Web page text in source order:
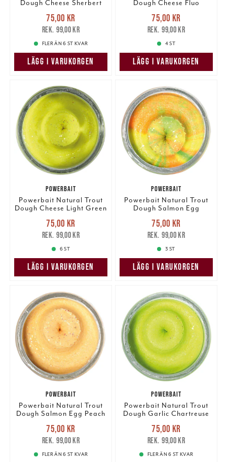
Dough Cheese Sherbert
Nuvarande pris
75,00 krTidigare pris
99,00 kr
75,00 kr
99,00 kr
FLER ÄN 6 ST KVAR
LÄGG I VARUKORGEN
Dough Cheese Fluo
Nuvarande pris
75,00 krTidigare pris
99,00 kr
75,00 kr
99,00 kr
4 ST
LÄGG I VARUKORGEN
POWERBAIT
Powerbait Natural Trout
Dough Cheese Light Green
Nuvarande pris
75,00 krTidigare pris
99,00 kr
75,00 kr
99,00 kr
6 ST
LÄGG I VARUKORGEN
POWERBAIT
Powerbait Natural Trout
Dough Salmon Egg
Nuvarande pris
75,00 krTidigare pris
99,00 kr
75,00 kr
99,00 kr
3 ST
LÄGG I VARUKORGEN
POWERBAIT
Powerbait Natural Trout
Dough Salmon Egg Peach
Nuvarande pris
75,00 krTidigare pris
99,00 kr
75,00 kr
99,00 kr
FLER ÄN 6 ST KVAR
POWERBAIT
Powerbait Natural Trout
Dough Garlic Chartreuse
Nuvarande pris
75,00 krTidigare pris
99,00 kr
75,00 kr
99,00 kr
FLER ÄN 6 ST KVAR